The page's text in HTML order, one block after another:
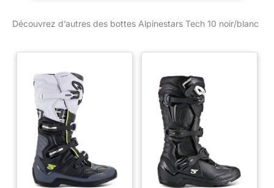
Découvrez d’autres des bottes Alpinestars Tech 10 noir/blanc